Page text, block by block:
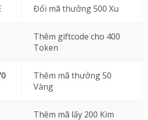
Đổi mã thưởng 500 Xu
Thêm giftcode cho 400
Token
Thêm mã thưởng 50
Vàng
Thêm mã lấy 200 Kim